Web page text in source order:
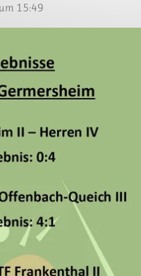
15:49